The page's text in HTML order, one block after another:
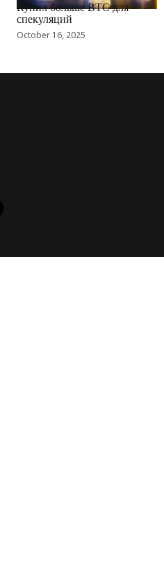
Купил больше BTC для
спекуляций
October 16, 2025